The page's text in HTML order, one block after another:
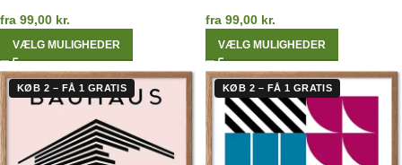
fra 99,00 kr.
VÆLG MULIGHEDER
fra 99,00 kr.
VÆLG MULIGHEDER
KØB 2 – FÅ 1 GRATIS KØB 2 – FÅ 1 GRATIS